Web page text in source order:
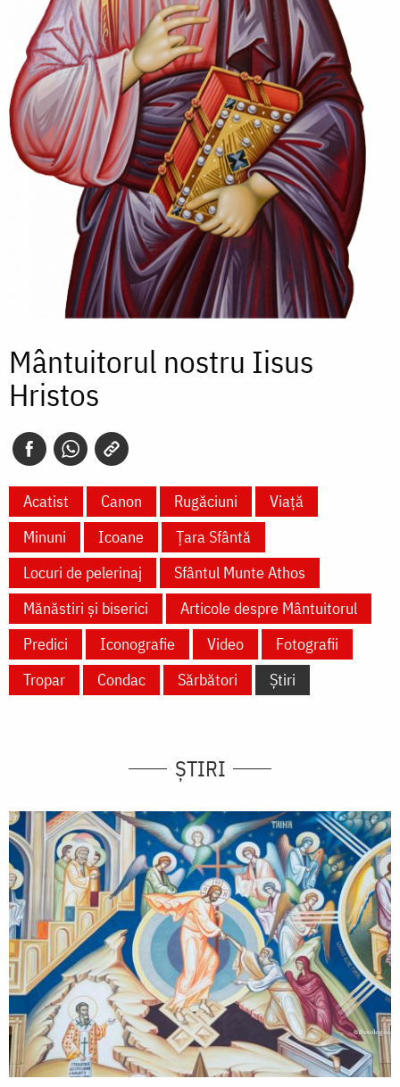
Mântuitorul nostru Iisus
Hristos
Acatist Canon Rugăciuni
Viață
Minuni
Icoane
Țara Sfântă
Locuri de pelerinaj
Sfântul Munte Athos
Mănăstiri și biserici
Articole despre Mântuitorul
Predici
Iconografie Video
Fotografii
Tropar
Condac Sărbători Știri
ȘTIRI